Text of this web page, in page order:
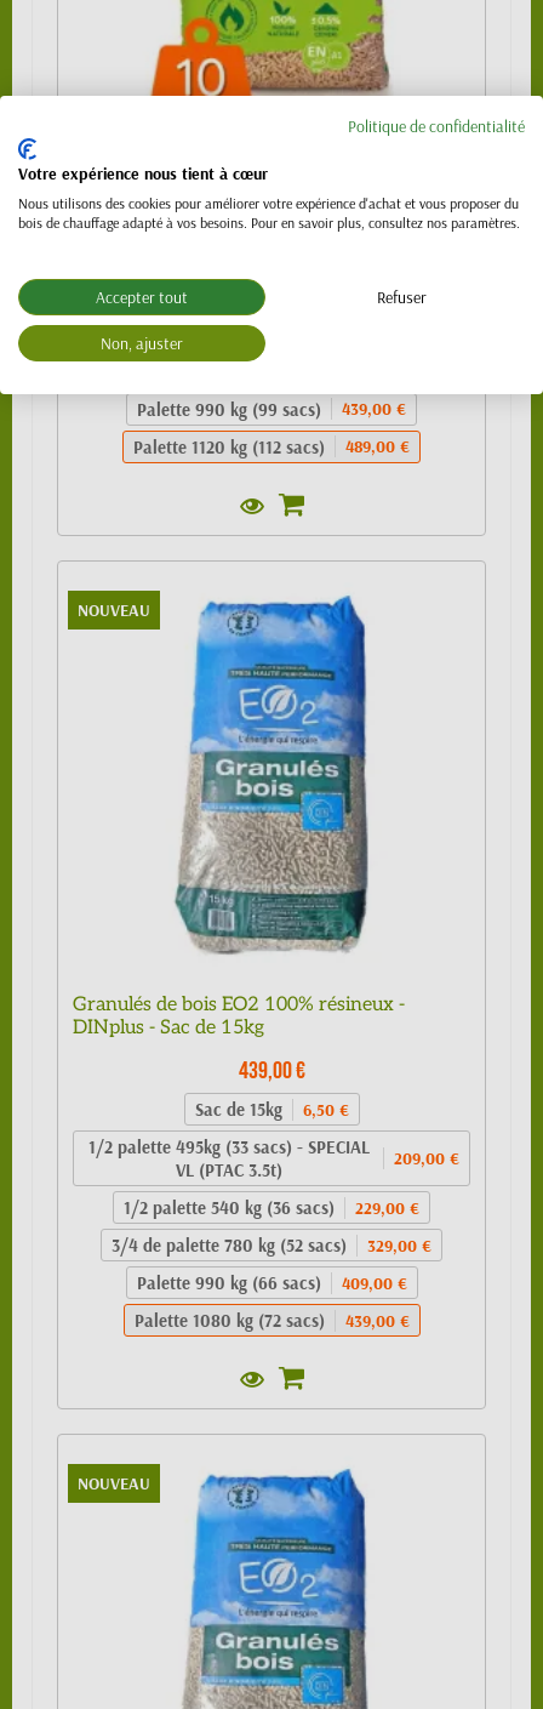
Granulés de bois 100% résineux- BIO PELLET
489,00 €
1/4 de palette (24 sacs) 109,00 €
1/2 palette 480kg (48 sacs) - SPECIAL
Palette 990 kg (99 sacs) 439,00 €
Palette 1120 kg (112 sacs) 489,00 €
NOUVEAU
Granulés de bois EO2 100% résineux -
DINplus - Sac de 15kg
439,00 €
Sac de 15kg 6,50 €
1/2 palette 495kg (33 sacs) - SPECIAL
VL (PTAC 3.5t)
209,00 €
1/2 palette 540 kg (36 sacs) 229,00 €
3/4 de palette 780 kg (52 sacs) 329,00 €
Palette 990 kg (66 sacs) 409,00 €
Palette 1080 kg (72 sacs) 439,00 €
NOUVEAU
Politique de confidentialité
Votre expérience nous tient à cœur
Nous utilisons des cookies pour améliorer votre expérience d'achat et vous proposer du
bois de chauffage adapté à vos besoins. Pour en savoir plus, consultez nos paramètres.
Accepter tout Refuser
Non, ajuster